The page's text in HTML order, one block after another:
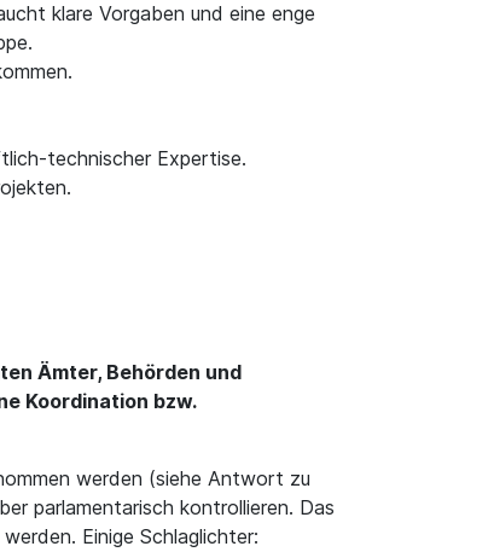
klare Vorgaben und eine enge
technischer Expertise.
Ämter, Behörden und
Koordination bzw.
werden (siehe Antwort zu
parlamentarisch kontrollieren. Das
Einige Schlaglichter: